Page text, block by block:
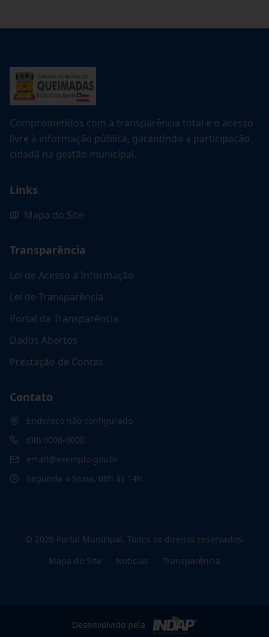
Comprometidos com a transparência total e o acesso
livre à informação pública, garantindo a participação
cidadã na gestão municipal.
Links
Mapa do Site
Transparência
Lei de Acesso à Informação
Lei de Transparência
Portal da Transparência
Dados Abertos
Prestação de Contas
Contato
Endereço não configurado
(00) 0000-0000
email@exemplo.gov.br
Segunda a Sexta, 08h às 14h
© 2026 Portal Municipal. Todos os direitos reservados.
Mapa do Site
Notícias Transparência
Desenvolvido pela